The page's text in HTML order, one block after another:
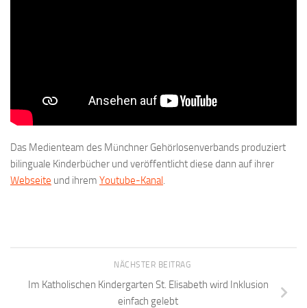
Das Medienteam des Münchner Gehörlosenverbands produziert
bilinguale Kinderbücher und veröffentlicht diese dann auf ihrer
Webseite und ihrem Youtube-Kanal.
NÄCHSTER BEITRAG
Im Katholischen Kindergarten St. Elisabeth wird Inklusion
einfach gelebt